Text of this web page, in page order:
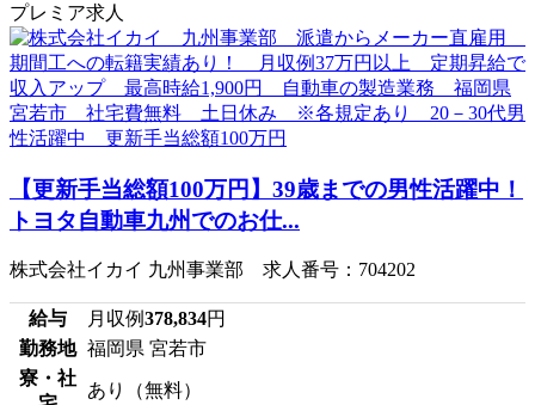
プレミア求人
【更新手当総額100万円】39歳までの男性活躍中！
トヨタ自動車九州でのお仕...
株式会社イカイ 九州事業部 求人番号：704202
給与 月収例378,834円
勤務地 福岡県 宮若市
寮・社
あり（無料）